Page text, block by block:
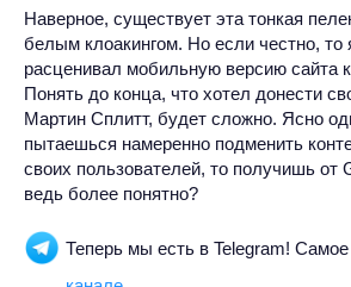
Наверное, существует эта тонкая
белым клоакингом. Но если честно, то
расценивал мобильную версию сайта
Понять до конца, что хотел донести
Мартин Сплитт, будет сложно. Ясно
пытаешься намеренно подменить
своих пользователей, то получишь от
ведь более понятно?
Теперь мы есть в Telegram!